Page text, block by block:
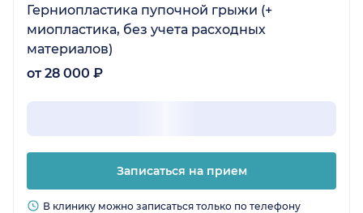
Герниопластика пупочной грыжи (+
миопластика, без учета расходных
материалов)
от 28 000 ₽
Записаться на прием
В клинику можно записаться только по телефону